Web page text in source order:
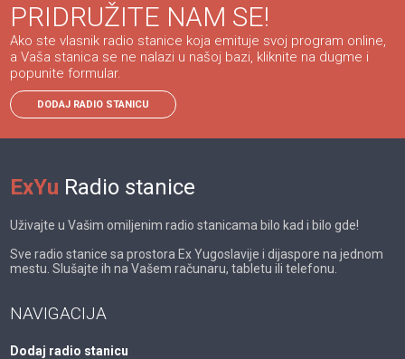
PRIDRUŽITE NAM SE!
Ako ste vlasnik radio stanice koja emituje svoj program online,
a Vaša stanica se ne nalazi u našoj bazi, kliknite na dugme i
popunite formular.
DODAJ RADIO STANICU
ExYu Radio stanice
Uživajte u Vašim omiljenim radio stanicama bilo kad i bilo gde!
Sve radio stanice sa prostora Ex Yugoslavije i dijaspore na jednom
mestu. Slušajte ih na Vašem računaru, tabletu ili telefonu.
NAVIGACIJA
Dodaj radio stanicu